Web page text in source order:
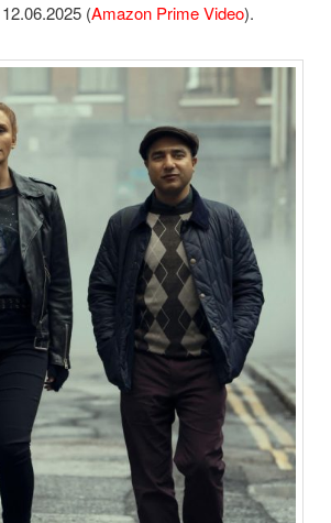
(Amazon Prime Video).